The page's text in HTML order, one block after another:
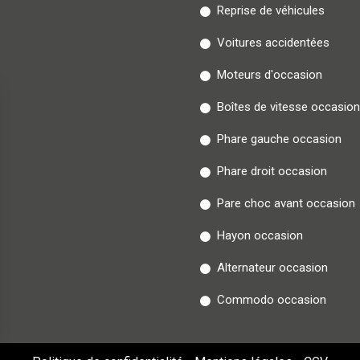
Reprise de véhicules
Voitures accidentées
Moteurs d'occasion
Boîtes de vitesse occasion
Phare gauche occasion
Phare droit occasion
Pare choc avant occasion
Hayon occasion
Alternateur occasion
Commodo occasion